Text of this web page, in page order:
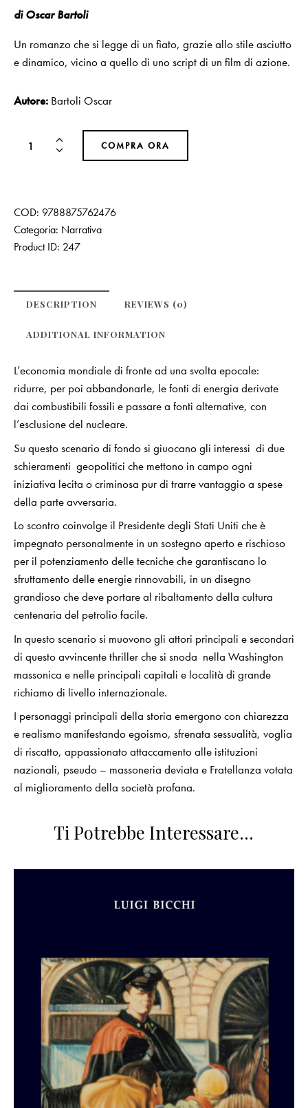
di Oscar Bartoli
Un romanzo che si legge di un fiato, grazie allo stile asciutto
e dinamico, vicino a quello di uno script di un film di azione.
Autore: Bartoli Oscar
COMPRA ORA
COD: 9788875762476
Categoria: Narrativa
Product ID: 247
DESCRIPTION REVIEWS (0)
ADDITIONAL INFORMATION
L’economia mondiale di fronte ad una svolta epocale:
ridurre, per poi abbandonarle, le fonti di energia derivate
dai combustibili fossili e passare a fonti alternative, con
l’esclusione del nucleare.
Su questo scenario di fondo si giuocano gli interessi di due
schieramenti geopolitici che mettono in campo ogni
iniziativa lecita o criminosa pur di trarre vantaggio a spese
della parte avversaria.
Lo scontro coinvolge il Presidente degli Stati Uniti che è
impegnato personalmente in un sostegno aperto e rischioso
per il potenziamento delle tecniche che garantiscano lo
sfruttamento delle energie rinnovabili, in un disegno
grandioso che deve portare al ribaltamento della cultura
centenaria del petrolio facile.
In questo scenario si muovono gli attori principali e secondari
di questo avvincente thriller che si snoda nella Washington
massonica e nelle principali capitali e località di grande
richiamo di livello internazionale.
I personaggi principali della storia emergono con chiarezza
e realismo manifestando egoismo, sfrenata sessualità, voglia
di riscatto, appassionato attaccamento alle istituzioni
nazionali, pseudo – massoneria deviata e Fratellanza votata
al miglioramento della società profana.
Ti Potrebbe Interessare…